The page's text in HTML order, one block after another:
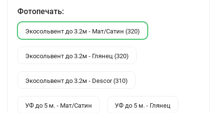
Фотопечать:
Экосольвент до 3.2м - Мат/Сатин (320)
Экосольвент до 3.2м - Глянец (320)
Экосольвент до 3.2м - Descor (310)
УФ до 5 м. - Мат/Сатин УФ до 5 м. - Глянец